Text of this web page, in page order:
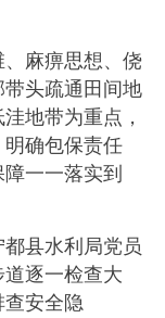
麻痹思想、侥
头疏通田间地
地带为重点，
确包保责任
一一落实到
县水利局党员
逐一检查大
安全隐